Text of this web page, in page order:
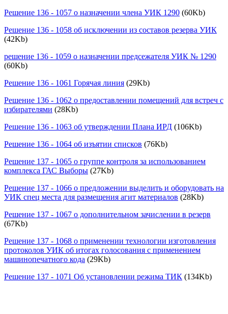
Решение 136 - 1057 о назначении члена УИК 1290 (60Kb)
Решение 136 - 1058 об исключении из составов резерва УИК
(42Kb)
решение 136 - 1059 о назначении предсежателя УИК № 1290
(60Kb)
Решение 136 - 1061 Горячая линия (29Kb)
Решение 136 - 1062 о предоставлении помещений для встреч с
избирателями (28Kb)
Решение 136 - 1063 об утверждении Плана ИРД (106Kb)
Решение 136 - 1064 об изъятии списков (76Kb)
Решение 137 - 1065 о группе контроля за использованием
комплекса ГАС Выборы (27Kb)
Решение 137 - 1066 о предложении выделить и оборудовать на
УИК спец места для размещения агит материалов (28Kb)
Решение 137 - 1067 о дополнительном зачислении в резерв
(67Kb)
Решение 137 - 1068 о применении технологии изготовления
протоколов УИК об итогах голосования с применением
машинопечатного кода (29Kb)
Решение 137 - 1071 Об установлении режима ТИК (134Kb)